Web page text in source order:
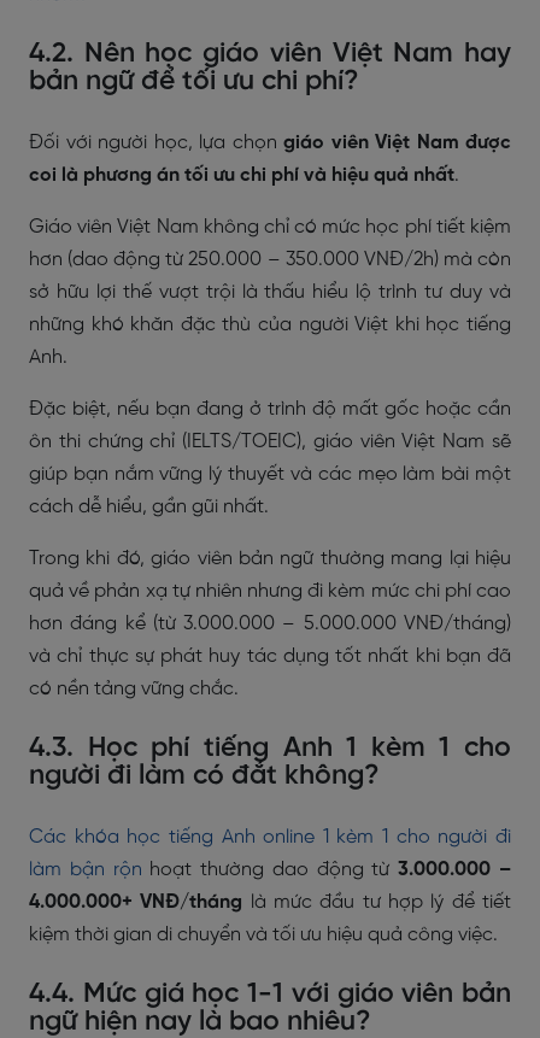
4.2. Nên học giáo viên Việt Nam hay
bản ngữ để tối ưu chi phí?
Đối với người học, lựa chọn giáo viên Việt Nam được
coi là phương án tối ưu chi phí và hiệu quả nhất.
Giáo viên Việt Nam không chỉ có mức học phí tiết kiệm
hơn (dao động từ 250.000 – 350.000 VNĐ/2h) mà còn
sở hữu lợi thế vượt trội là thấu hiểu lộ trình tư duy và
những khó khăn đặc thù của người Việt khi học tiếng
Anh.
Đặc biệt, nếu bạn đang ở trình độ mất gốc hoặc cần
ôn thi chứng chỉ (IELTS/TOEIC), giáo viên Việt Nam sẽ
giúp bạn nắm vững lý thuyết và các mẹo làm bài một
cách dễ hiểu, gần gũi nhất.
Trong khi đó, giáo viên bản ngữ thường mang lại hiệu
quả về phản xạ tự nhiên nhưng đi kèm mức chi phí cao
hơn đáng kể (từ 3.000.000 – 5.000.000 VNĐ/tháng)
và chỉ thực sự phát huy tác dụng tốt nhất khi bạn đã
có nền tảng vững chắc.
4.3. Học phí tiếng Anh 1 kèm 1 cho
người đi làm có đắt không?
Các khóa học tiếng Anh online 1 kèm 1 cho người đi
làm bận rộn hoạt thường dao động từ3.000.000 –
4.000.000+ VNĐ/tháng là mức đầu tư hợp lý để tiết
kiệm thời gian di chuyển và tối ưu hiệu quả công việc.
4.4. Mức giá học 1-1 với giáo viên bản
ngữ hiện nay là bao nhiêu?